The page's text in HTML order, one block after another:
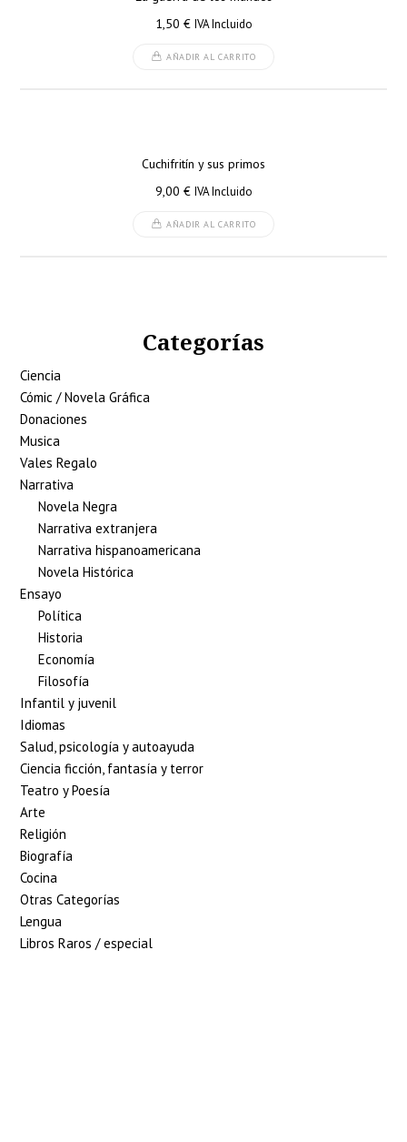
1,50 € IVA Incluido
AÑADIR AL CARRITO
Cuchifritín y sus primos
9,00 € IVA Incluido
AÑADIR AL CARRITO
Categorías
Ciencia
Cómic / Novela Gráfica
Donaciones
Musica
Vales Regalo
Narrativa
Novela Negra
Narrativa extranjera
Narrativa hispanoamericana
Novela Histórica
Ensayo
Política
Historia
Economía
Filosofía
Infantil y juvenil
Idiomas
Salud, psicología y autoayuda
Ciencia ficción, fantasía y terror
Teatro y Poesía
Arte
Religión
Biografía
Cocina
Otras Categorías
Lengua
Libros Raros / especial